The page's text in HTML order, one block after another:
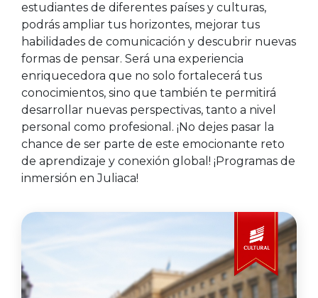
estudiantes de diferentes países y culturas,
podrás ampliar tus horizontes, mejorar tus
habilidades de comunicación y descubrir nuevas
formas de pensar. Será una experiencia
enriquecedora que no solo fortalecerá tus
conocimientos, sino que también te permitirá
desarrollar nuevas perspectivas, tanto a nivel
personal como profesional. ¡No dejes pasar la
chance de ser parte de este emocionante reto
de aprendizaje y conexión global! ¡Programas de
inmersión en Juliaca!